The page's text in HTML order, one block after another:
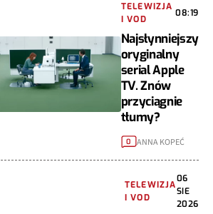
TELEWIZJA
I VOD
08:19
Najsłynniejszy
oryginalny
serial Apple
TV. Znów
przyciągnie
tłumy?
0 ANNA KOPEĆ
TELEWIZJA
I VOD
06
SIE
2026